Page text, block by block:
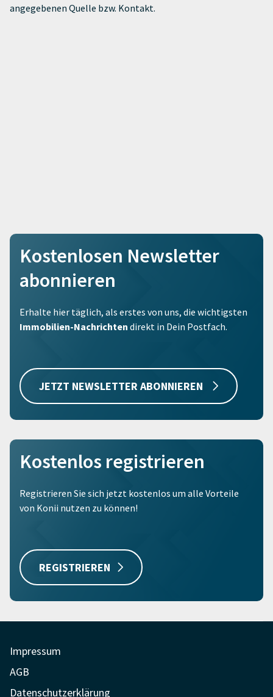
angegebenen Quelle bzw. Kontakt.
Kostenlosen Newsletter
abonnieren
Erhalte hier täglich, als erstes von uns, die wichtigsten
Immobilien-Nachrichten direkt in Dein Postfach.
JETZT NEWSLETTER ABONNIEREN
Kostenlos registrieren
Registrieren Sie sich jetzt kostenlos um alle Vorteile
von Konii nutzen zu können!
REGISTRIEREN
Impressum
AGB
Datenschutzerklärung